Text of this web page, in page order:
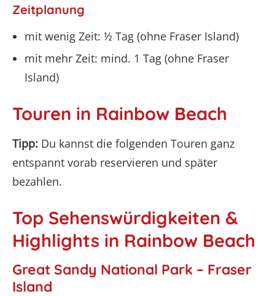
Zeitplanung
mit wenig Zeit: ½ Tag (ohne Fraser Island)
mit mehr Zeit: mind. 1 Tag (ohne Fraser
Island)
Touren in Rainbow Beach
Tipp: Du kannst die folgenden Touren ganz
entspannt vorab reservieren und später
bezahlen.
Top Sehenswürdigkeiten &
Highlights in Rainbow Beach
Great Sandy National Park – Fraser
Island